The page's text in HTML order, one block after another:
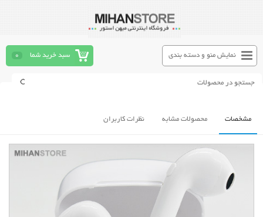
سبد خرید شما 0 نمایش منو و دسته بندی
مشخصات محصولات مشابه نظرات کاربران